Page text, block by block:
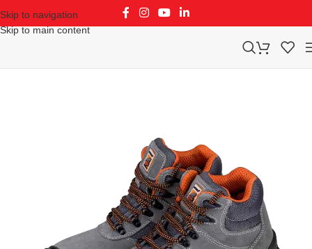
Skip to navigation
Skip to main content